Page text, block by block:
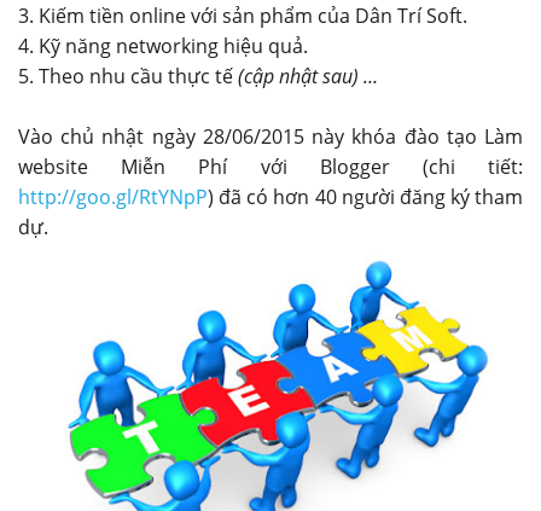
3. Kiếm tiền online với sản phẩm của Dân Trí Soft.
4. Kỹ năng networking hiệu quả.
5. Theo nhu cầu thực tế(cập nhật sau) …
Vào chủ nhật ngày 28/06/2015 này khóa đào tạo Làm
website Miễn Phí với Blogger (chi tiết:
http://goo.gl/RtYNpP) đã có hơn 40 người đăng ký tham
dự.